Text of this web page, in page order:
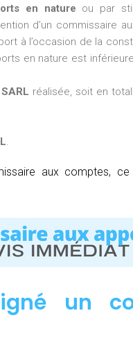
en nature ou par
d’un commissaire
à l’occasion de la
en nature est
réalisée, soit en
.
aux comptes,
un